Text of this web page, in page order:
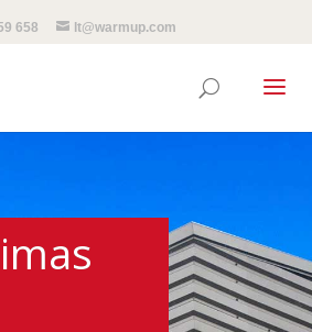
658 lt@warmup.com